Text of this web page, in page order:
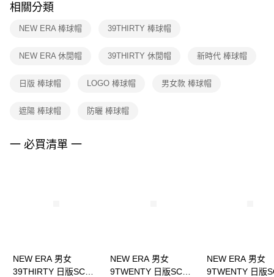
※ 交易是否成功請以「AFTEE先享後付 」之結帳頁面顯示為準，若有關於
是否繳費成功／繳費後需取消欲退款等相關疑問，請聯繫「AFTEE先享後付
客戶支援中心」https://netprotections.freshdesk.com/support/home
１．透過由恩沛科技股份有限公司提供之「AFTEE先享後付」服務完成之交
權轉讓予恩沛科技股份有限公司。
３．未成年的使用者請事先徵得法定代理人或監護人之同意方可使用
４．使用「AFTEE先享後付」時，將依據個別帳號之用戶狀況，依本公司即
相關分類
NEW ERA 棒球帽 39THIRTY 棒球帽
NEW ERA 休閒帽 39THIRTY 休閒帽 新時代 棒球帽
日版 棒球帽 LOGO 棒球帽 男女款 棒球帽
遮陽 棒球帽 防曬 棒球帽
一 必買清單 一
NEW ERA 男女
39THIRTY 日版SCW
NEW ERA 男女
9TWENTY 日版SCW
NEW ERA 男女
9TWENTY 日版